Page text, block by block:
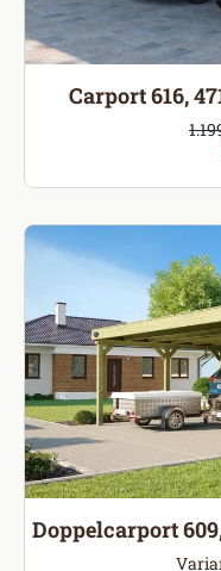
Carport 616,
Doppelcarport